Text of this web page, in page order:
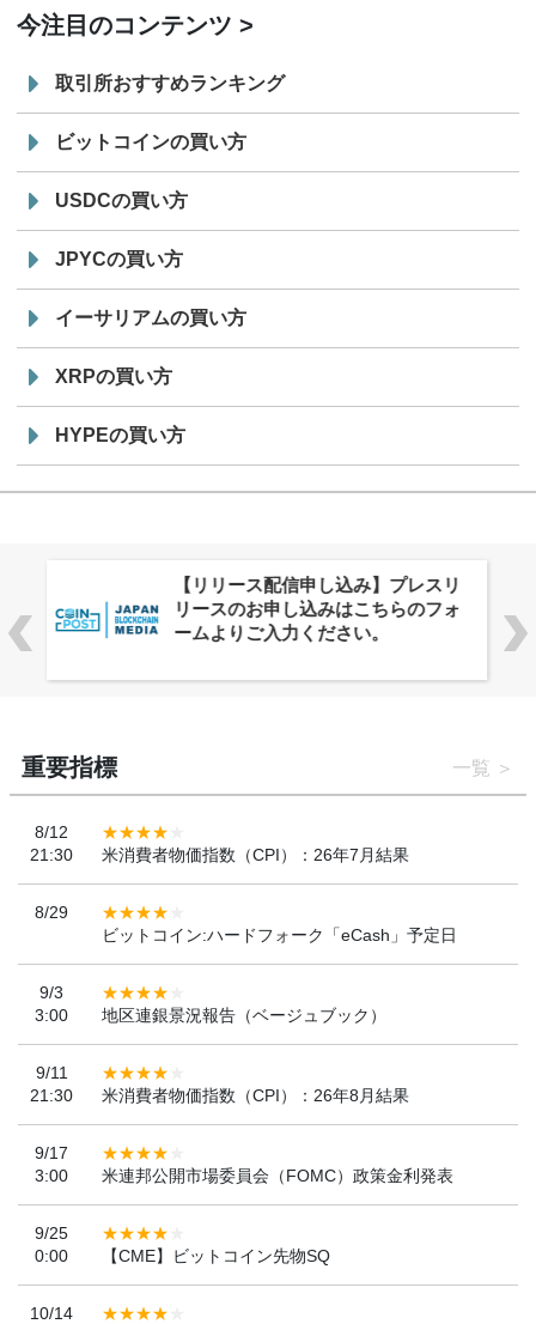
今注目のコンテンツ
取引所おすすめランキング
ビットコインの買い方
USDCの買い方
JPYCの買い方
イーサリアムの買い方
XRPの買い方
HYPEの買い方
株式会社PlnX、アジア最大級のグロ
ーバルWeb3カンファレンス
「WebX2026」とのコラボレーショ
重要指標 一覧
8/12
21:30
米消費者物価指数（CPI）：26年7月結果
8/29
ビットコイン:ハードフォーク「eCash」予定日
9/3
3:00
地区連銀景況報告（ベージュブック）
9/11
21:30
米消費者物価指数（CPI）：26年8月結果
9/17
3:00
米連邦公開市場委員会（FOMC）政策金利発表
9/25
0:00
【CME】ビットコイン先物SQ
10/14